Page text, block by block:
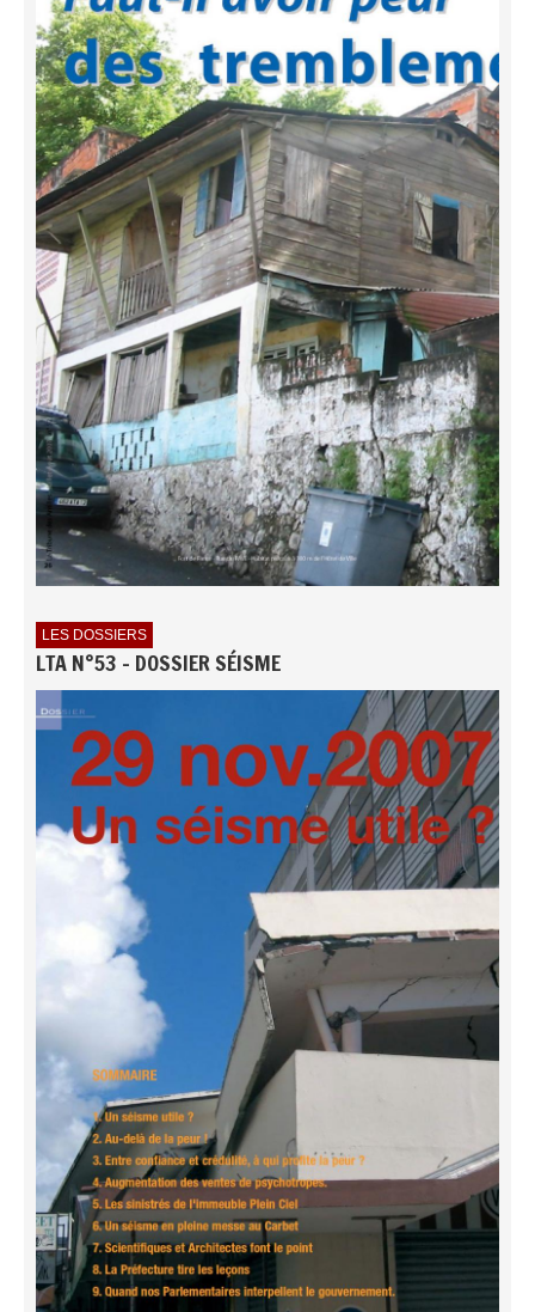
LES DOSSIERS
LTA N°53 - DOSSIER SÉISME